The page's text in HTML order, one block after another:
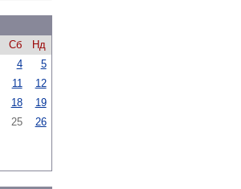
Сб
Нд
4
5
11
12
18
19
25
26